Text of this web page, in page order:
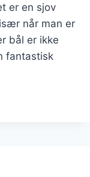
er en sjov
når man er
bål er ikke
fantastisk